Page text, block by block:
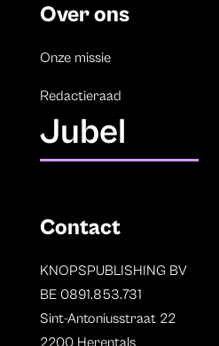
Over ons
Onze missie
Redactieraad
Jubel
Contact
KNOPSPUBLISHING BV
BE 0891.853.731
Sint-Antoniusstraat 22
2200 Herentals